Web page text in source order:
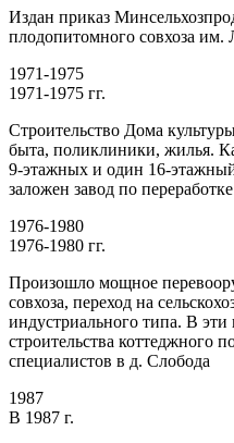
Издан приказ
плодопитомного совхоза им.
1971-1975
1971-1975 гг.
Строительство Дома
быта, поликлиники, жилья.
9-этажных и один 16-
заложен завод по
1976-1980
1976-1980 гг.
Произошло мощное
совхоза, переход на
индустриального типа. В
строительства коттеджного
специалистов в д. Слобода
1987
В 1987 г.